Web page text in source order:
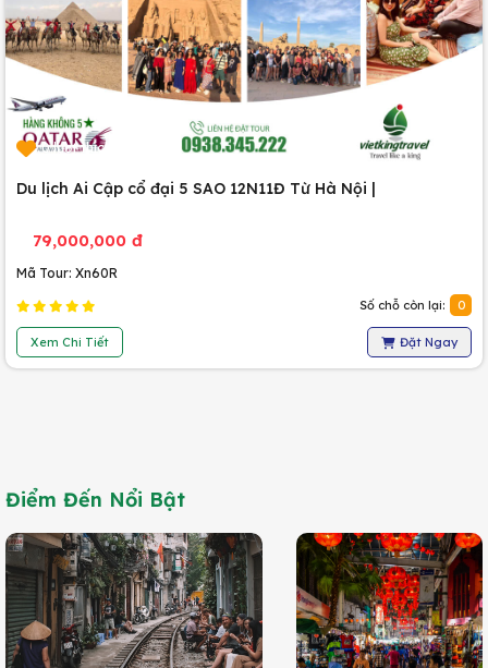
0 lượt thích
Du lịch Ai Cập cổ đại 5 SAO 12N11Đ Từ Hà Nội |
79,000,000 đ
Mã Tour: Xn60R
Số chỗ còn lại: 0
Xem Chi Tiết Đặt Ngay
Điểm Đến Nổi Bật